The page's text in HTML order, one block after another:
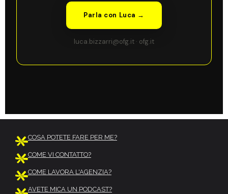
Parla con Luca →
luca.bizzarri@ofg.it · ofg.it
COSA POTETE FARE PER ME?
COME VI CONTATTO?
COME LAVORA L'AGENZIA?
AVETE MICA UN PODCAST?